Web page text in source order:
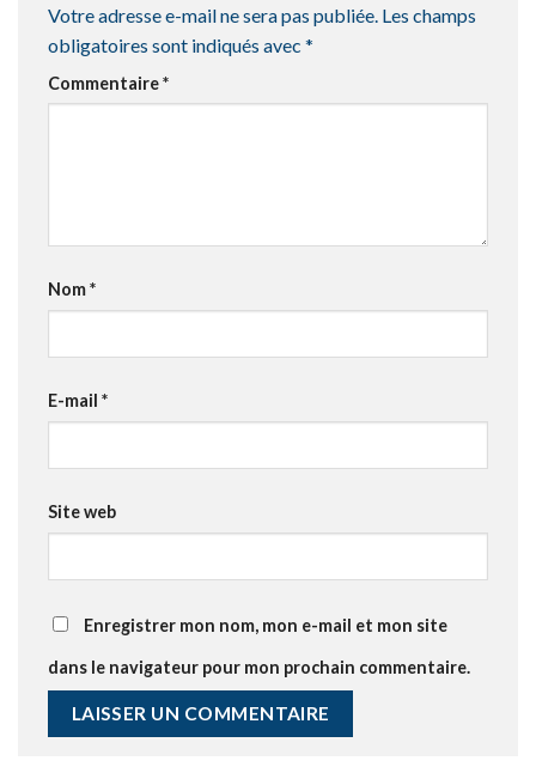
Votre adresse e-mail ne sera pas publiée. Les champs
obligatoires sont indiqués avec *
Commentaire*
Nom*
E-mail *
Site web
Enregistrer mon nom, mon e-mail et mon site
dans le navigateur pour mon prochain commentaire.